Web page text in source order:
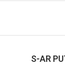
S-AR